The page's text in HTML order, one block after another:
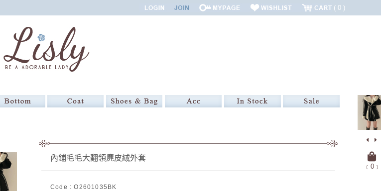
0
﹝ 0﹞
內鋪毛毛大翻領麂皮絨外套
Code : O2601035BK